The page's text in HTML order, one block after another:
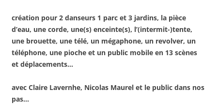
création pour 2 danseurs 1 parc et 3 jardins, la pièce
d’eau, une corde, une(s) enceinte(s), l’(intermit-)tente,
une brouette, une télé, un mégaphone, un revolver, un
téléphone, une pioche et un public mobile en 13 scènes
et déplacements…
avec Claire Lavernhe, Nicolas Maurel et le public dans nos
pas…